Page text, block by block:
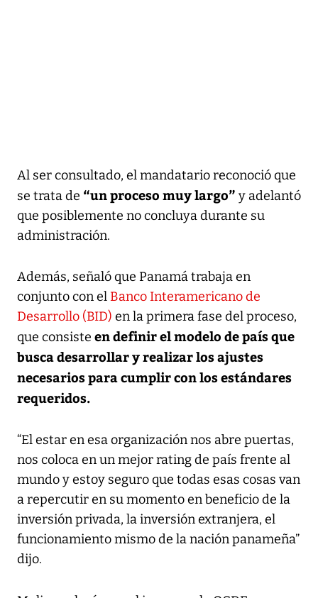
Al ser consultado, el mandatario reconoció que
se trata de “un proceso muy largo” y adelantó
que posiblemente no concluya durante su
administración.
Además, señaló que Panamá trabaja en
conjunto con elBanco Interamericano de
Desarrollo (BID) en la primera fase del proceso,
que consiste en definir el modelo de país que
busca desarrollar y realizar los ajustes
necesarios para cumplir con los estándares
requeridos.
“El estar en esa organización nos abre puertas,
nos coloca en un mejor rating de país frente al
mundo y estoy seguro que todas esas cosas van
a repercutir en su momento en beneficio de la
inversión privada, la inversión extranjera, el
funcionamiento mismo de la nación panameña”
dijo.